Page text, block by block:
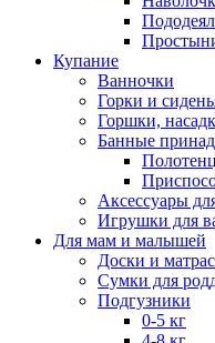
Купание
Ванночки
Горки и
Горшки,
Банные
Аксессуары
Игрушки для
Для мам и малышей
Доски и
Сумки для
Подгузники
0-5 кг